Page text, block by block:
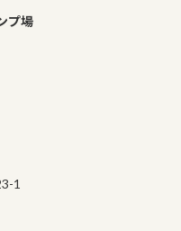
プ場
1